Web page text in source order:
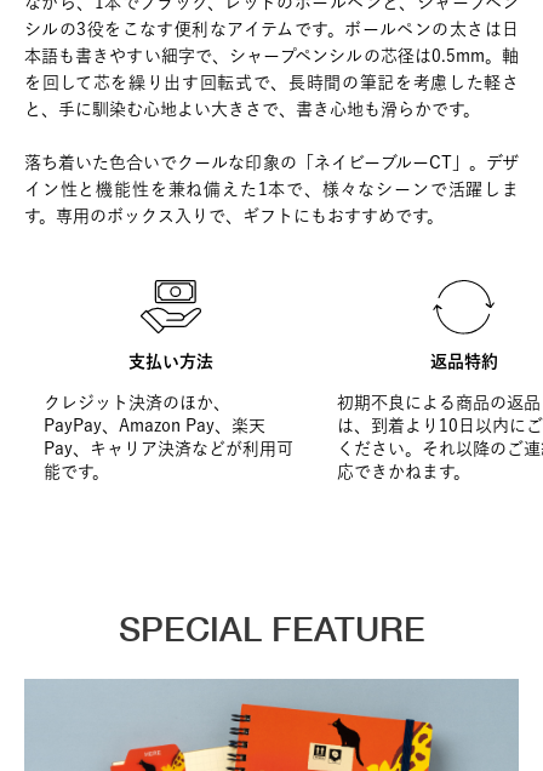
シルの3役をこなす便利なアイテムです。ボールペンの太さは日
本語も書きやすい細字で、シャープペンシルの芯径は0.5mm。軸
を回して芯を繰り出す回転式で、長時間の筆記を考慮した軽さ
と、手に馴染む心地よい大きさで、書き心地も滑らかです。
落ち着いた色合いでクールな印象の「ネイビーブルーCT」。デザ
イン性と機能性を兼ね備えた1本で、様々なシーンで活躍しま
す。専用のボックス入りで、ギフトにもおすすめです。
支払い方法
クレジット決済のほか、
PayPay、Amazon Pay、楽天
Pay、キャリア決済などが利用可
能です。
返品特約
初期不良による商品の返
は、到着より10日以内に
ください。それ以降のご
応できかねます。
SPECIAL FEATURE